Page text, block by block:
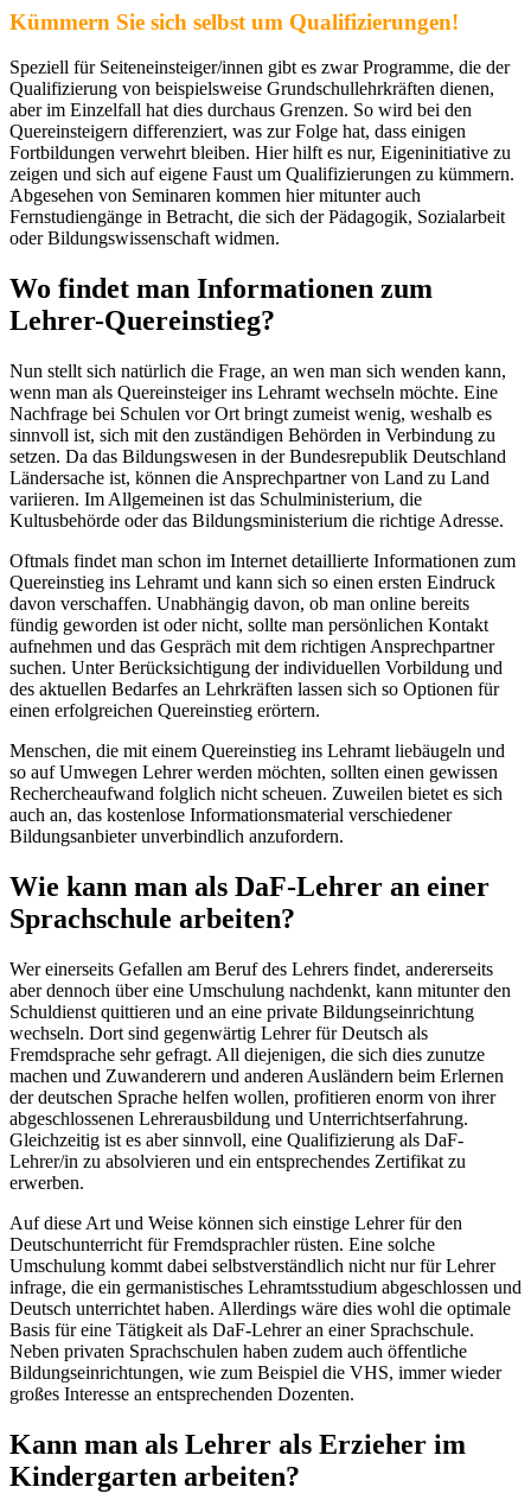
Kümmern Sie sich selbst um Qualifizierungen!
Speziell für Seiteneinsteiger/innen gibt es zwar Programme, die der
Qualifizierung von beispielsweise Grundschullehrkräften dienen,
aber im Einzelfall hat dies durchaus Grenzen. So wird bei den
Quereinsteigern differenziert, was zur Folge hat, dass einigen
Fortbildungen verwehrt bleiben. Hier hilft es nur, Eigeninitiative zu
zeigen und sich auf eigene Faust um Qualifizierungen zu kümmern.
Abgesehen von Seminaren kommen hier mitunter auch
Fernstudiengänge in Betracht, die sich der Pädagogik, Sozialarbeit
oder Bildungswissenschaft widmen.
Wo findet man Informationen zum
Lehrer-Quereinstieg?
Nun stellt sich natürlich die Frage, an wen man sich wenden kann,
wenn man als Quereinsteiger ins Lehramt wechseln möchte. Eine
Nachfrage bei Schulen vor Ort bringt zumeist wenig, weshalb es
sinnvoll ist, sich mit den zuständigen Behörden in Verbindung zu
setzen. Da das Bildungswesen in der Bundesrepublik Deutschland
Ländersache ist, können die Ansprechpartner von Land zu Land
variieren. Im Allgemeinen ist das Schulministerium, die
Kultusbehörde oder das Bildungsministerium die richtige Adresse.
Oftmals findet man schon im Internet detaillierte Informationen zum
Quereinstieg ins Lehramt und kann sich so einen ersten Eindruck
davon verschaffen. Unabhängig davon, ob man online bereits
fündig geworden ist oder nicht, sollte man persönlichen Kontakt
aufnehmen und das Gespräch mit dem richtigen Ansprechpartner
suchen. Unter Berücksichtigung der individuellen Vorbildung und
des aktuellen Bedarfes an Lehrkräften lassen sich so Optionen für
einen erfolgreichen Quereinstieg erörtern.
Menschen, die mit einem Quereinstieg ins Lehramt liebäugeln und
so auf Umwegen Lehrer werden möchten, sollten einen gewissen
Rechercheaufwand folglich nicht scheuen. Zuweilen bietet es sich
auch an, das kostenlose Informationsmaterial verschiedener
Bildungsanbieter unverbindlich anzufordern.
Wie kann man als DaF-Lehrer an einer
Sprachschule arbeiten?
Wer einerseits Gefallen am Beruf des Lehrers findet, andererseits
aber dennoch über eine Umschulung nachdenkt, kann mitunter den
Schuldienst quittieren und an eine private Bildungseinrichtung
wechseln. Dort sind gegenwärtig Lehrer für Deutsch als
Fremdsprache sehr gefragt. All diejenigen, die sich dies zunutze
machen und Zuwanderern und anderen Ausländern beim Erlernen
der deutschen Sprache helfen wollen, profitieren enorm von ihrer
abgeschlossenen Lehrerausbildung und Unterrichtserfahrung.
Gleichzeitig ist es aber sinnvoll, eine Qualifizierung als DaF-
Lehrer/in zu absolvieren und ein entsprechendes Zertifikat zu
erwerben.
Auf diese Art und Weise können sich einstige Lehrer für den
Deutschunterricht für Fremdsprachler rüsten. Eine solche
Umschulung kommt dabei selbstverständlich nicht nur für Lehrer
infrage, die ein germanistisches Lehramtsstudium abgeschlossen und
Deutsch unterrichtet haben. Allerdings wäre dies wohl die optimale
Basis für eine Tätigkeit als DaF-Lehrer an einer Sprachschule.
Neben privaten Sprachschulen haben zudem auch öffentliche
Bildungseinrichtungen, wie zum Beispiel die VHS, immer wieder
großes Interesse an entsprechenden Dozenten.
Kann man als Lehrer als Erzieher im
Kindergarten arbeiten?